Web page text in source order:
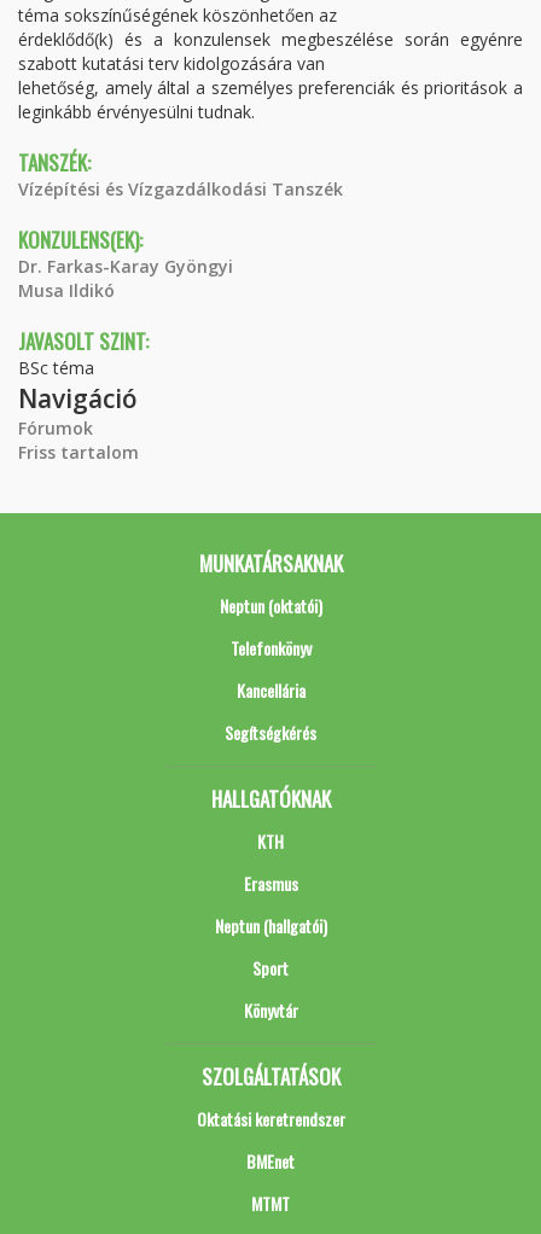
téma sokszínűségének köszönhetően az
érdeklődő(k) és a konzulensek megbeszélése során egyénre
szabott kutatási terv kidolgozására van
lehetőség, amely által a személyes preferenciák és prioritások a
leginkább érvényesülni tudnak.
TANSZÉK:
Vízépítési és Vízgazdálkodási Tanszék
KONZULENS(EK):
Dr. Farkas-Karay Gyöngyi
Musa Ildikó
JAVASOLT SZINT:
BSc téma
Navigáció
Fórumok
Friss tartalom
MUNKATÁRSAKNAK
Neptun (oktatói)
Telefonkönyv
Kancellária
Segítségkérés
HALLGATÓKNAK
KTH
Erasmus
Neptun (hallgatói)
Sport
Könyvtár
SZOLGÁLTATÁSOK
Oktatási keretrendszer
BMEnet
MTMT